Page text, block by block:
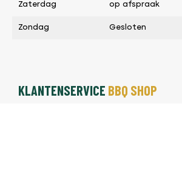
Zaterdag op afspraak
Zondag Gesloten
KLANTENSERVICE BBQ SHOP